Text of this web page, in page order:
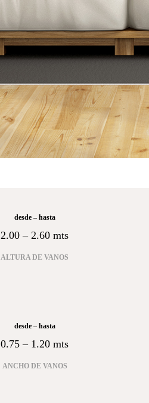
desde – hasta
2.00 – 2.60 mts
ALTURA DE VANOS
desde – hasta
0.75 – 1.20 mts
ANCHO DE VANOS